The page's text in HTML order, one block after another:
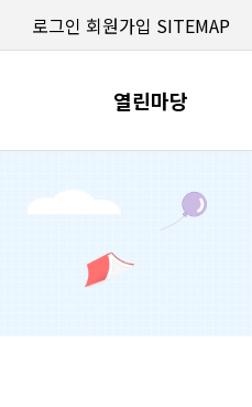
로그인 회원가입 SITEMAP
열린마당